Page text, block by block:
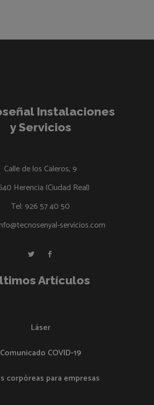
Instalaciones
y Servicios
Calle de los Caleros, 9
Herencia (Ciudad Real)
Tel: 926 57 40 50
servicios.com
Artículos
Láser
Comunicado COVID-19
corpóreas para empresas